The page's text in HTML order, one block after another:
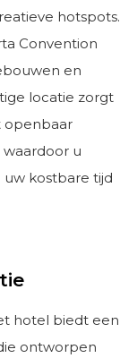
hotspots.
Convention
en
locatie zorgt
openbaar
u
kostbare tijd
hotel biedt een
ontworpen